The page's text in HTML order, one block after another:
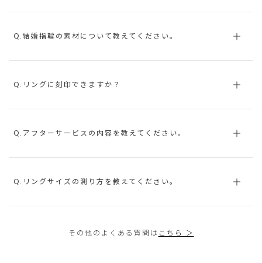
Q.結婚指輪の素材について教えてください。
Q.リングに刻印できますか？
Q.アフターサービスの内容を教えてください。
Q.リングサイズの測り方を教えてください。
その他のよくある質問は こちら ＞